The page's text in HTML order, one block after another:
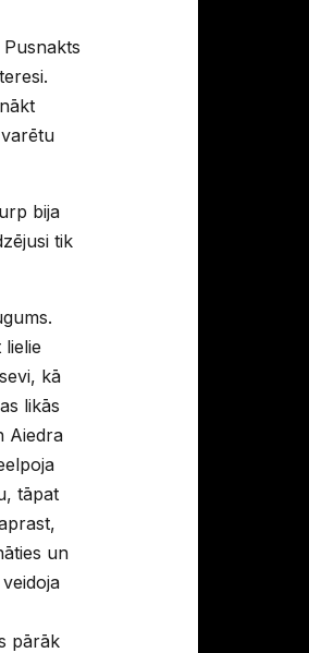
bija
tik
kā
likās
Aiedra
tāpat
un
pārāk